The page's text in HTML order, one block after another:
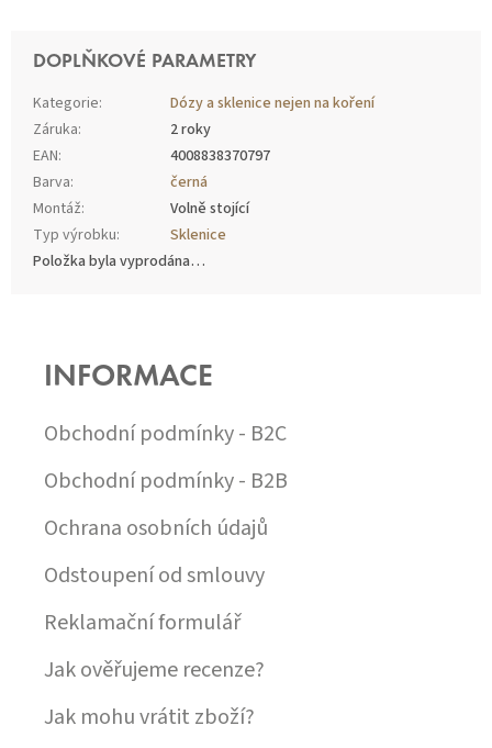
DOPLŇKOVÉ PARAMETRY
Kategorie:
Dózy a sklenice nejen na koření
Záruka:
2 roky
EAN:
4008838370797
Barva:
černá
Montáž:
Volně stojící
Typ výrobku:
Sklenice
Položka byla vyprodána…
INFORMACE
Obchodní podmínky - B2C
Obchodní podmínky - B2B
Ochrana osobních údajů
Odstoupení od smlouvy
Reklamační formulář
Jak ověřujeme recenze?
Jak mohu vrátit zboží?